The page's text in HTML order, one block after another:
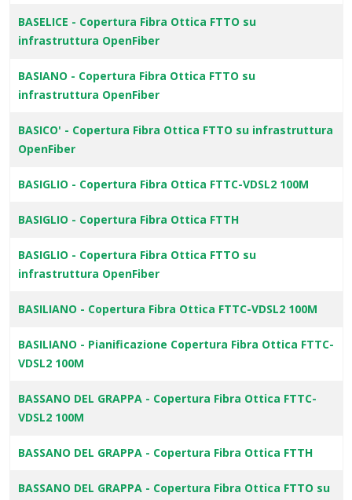
BASELICE - Copertura Fibra Ottica FTTO su
infrastruttura OpenFiber
BASIANO - Copertura Fibra Ottica FTTO su
infrastruttura OpenFiber
BASICO' - Copertura Fibra Ottica FTTO su infrastruttura
OpenFiber
BASIGLIO - Copertura Fibra Ottica FTTC-VDSL2 100M
BASIGLIO - Copertura Fibra Ottica FTTH
BASIGLIO - Copertura Fibra Ottica FTTO su
infrastruttura OpenFiber
BASILIANO - Copertura Fibra Ottica FTTC-VDSL2 100M
BASILIANO - Pianificazione Copertura Fibra Ottica FTTC-
VDSL2 100M
BASSANO DEL GRAPPA - Copertura Fibra Ottica FTTC-
VDSL2 100M
BASSANO DEL GRAPPA - Copertura Fibra Ottica FTTH
BASSANO DEL GRAPPA - Copertura Fibra Ottica FTTO su